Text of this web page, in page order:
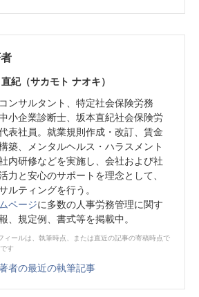
紀（サカモト ナオキ）
ンサルタント、特定社会保険労務
小企業診断士、坂本直紀社会保険労
表社員。就業規則作成・改訂、賃金
築、メンタルヘルス・ハラスメント
内研修などを実施し、会社および社
力と安心のサポートを理念として、
ルティングを行う。
ページに多数の人事労務管理に関す
、規定例、書式等を掲載中。
ィールは、執筆時点、または直近の記事の寄稿時点で
す
者の最近の執筆記事